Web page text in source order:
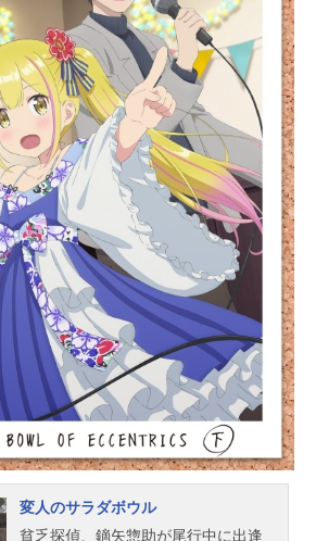
話キャスト黒岩メダカ：岩崎諒太川
井モナ：芹澤優湘南旭：雨宮天春野
つぼみ：花澤香菜難波朋：矢野妃菜
喜白浜美波：前田佳織里木戸譲：畠
中祐小早川翔：山下大輝スタッフ原
作：久世蘭（講談社「週刊少年マガ
ジン」連載）監督：奥村よしあきシ
リーズ構成・脚本：筆安一幸キャラ
クターデザイン：渡辺まゆみ音楽：
立山秋航音響監督：小沼則義色彩設
計：山上愛子撮影監督：西村徹也(ス
タジオエル)美術監督：三宅昌和アニ
メーション制作：SynergySP主題歌O
P：「雨トキメキ恋模様」いろはにほ
へっとあやふぶみED：「キュンア
ピ」前田佳織里ED2：「Isthislove?」
逢田梨香子公開開始年＆季節2025冬
アニメ電子書籍『黒岩メダカに私...
変人のサラダボウル
貧乏探偵、鏑矢惣助が尾行中に出逢